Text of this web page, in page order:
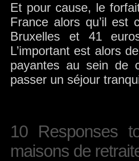
Et pour cause, le
France alors qu’il
Bruxelles et 41
L’important est alors
payantes au sein de
passer un séjour
10 Responses
maisons de